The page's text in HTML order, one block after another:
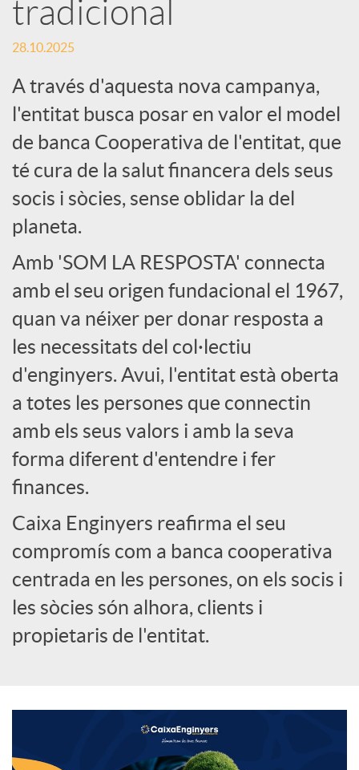
c
i
a
l
s
tradicional
28.10.2025
A través d'aquesta nova campanya,
l'entitat busca posar en valor el model
de banca Cooperativa de l'entitat, que
té cura de la salut financera dels seus
socis i sòcies, sense oblidar la del
planeta.
Amb 'SOM LA RESPOSTA' connecta
amb el seu origen fundacional el 1967,
quan va néixer per donar resposta a
les necessitats del col·lectiu
d'enginyers. Avui, l'entitat està oberta
a totes les persones que connectin
amb els seus valors i amb la seva
forma diferent d'entendre i fer
finances.
Caixa Enginyers reafirma el seu
compromís com a banca cooperativa
centrada en les persones, on els socis i
les sòcies són alhora, clients i
propietaris de l'entitat.